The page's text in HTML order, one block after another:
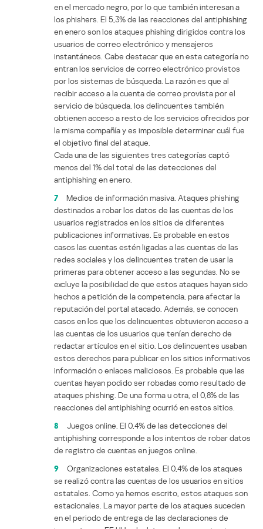
en el mercado negro, por lo que también interesan a
los phishers. El 5,3% de las reacciones del antiphishing
en enero son los ataques phishing dirigidos contra los
usuarios de correo electrónico y mensajeros
instantáneos. Cabe destacar que en esta categoría no
entran los servicios de correo electrónico provistos
por los sistemas de búsqueda. La razón es que al
recibir acceso a la cuenta de correo provista por el
servicio de búsqueda, los delincuentes también
obtienen acceso a resto de los servicios ofrecidos por
la misma compañía y es imposible determinar cuál fue
el objetivo final del ataque.
Cada una de las siguientes tres categorías captó
menos del 1% del total de las detecciones del
antiphishing en enero.
7
Medios de información masiva. Ataques phishing
destinados a robar los datos de las cuentas de los
usuarios registrados en los sitios de diferentes
publicaciones informativas. Es probable en estos
casos las cuentas estén ligadas a las cuentas de las
redes sociales y los delincuentes traten de usar la
primeras para obtener acceso a las segundas. No se
excluye la posibilidad de que estos ataques hayan sido
hechos a petición de la competencia, para afectar la
reputación del portal atacado. Además, se conocen
casos en los que los delincuentes obtuvieron acceso a
las cuentas de los usuarios que tenían derecho de
redactar artículos en el sitio. Los delincuentes usaban
estos derechos para publicar en los sitios informativos
información o enlaces maliciosos. Es probable que las
cuentas hayan podido ser robadas como resultado de
ataques phishing. De una forma u otra, el 0,8% de las
reacciones del antiphishing ocurrió en estos sitios.
8
Juegos online. El 0,4% de las detecciones del
antiphishing corresponde a los intentos de robar datos
de registro de cuentas en juegos online.
9
Organizaciones estatales. El 0,4% de los ataques
se realizó contra las cuentas de los usuarios en sitios
estatales. Como ya hemos escrito, estos ataques son
estacionales. La mayor parte de los ataques suceden
en el periodo de entrega de las declaraciones de